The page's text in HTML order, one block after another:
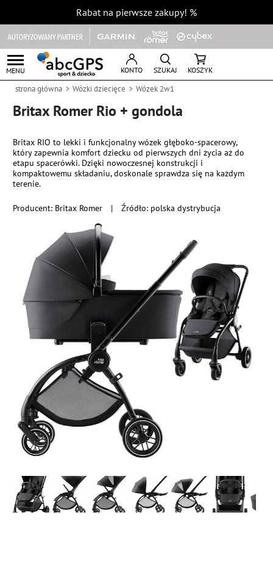
Rabat na pierwsze zakupy! %
MENU KONTO SZUKAJ KOSZYK
strona główna Wózki dziecięce Wózek 2w1
Britax Romer Rio + gondola
Producent: Britax Romer | Źródło: polska dystrybucja
Britax RIO to lekki i funkcjonalny wózek głęboko-spacerowy,
który zapewnia komfort dziecku od pierwszych dni życia aż do
etapu spacerówki. Dzięki nowoczesnej konstrukcji i
kompaktowemu składaniu, doskonale sprawdza się na każdym
terenie.